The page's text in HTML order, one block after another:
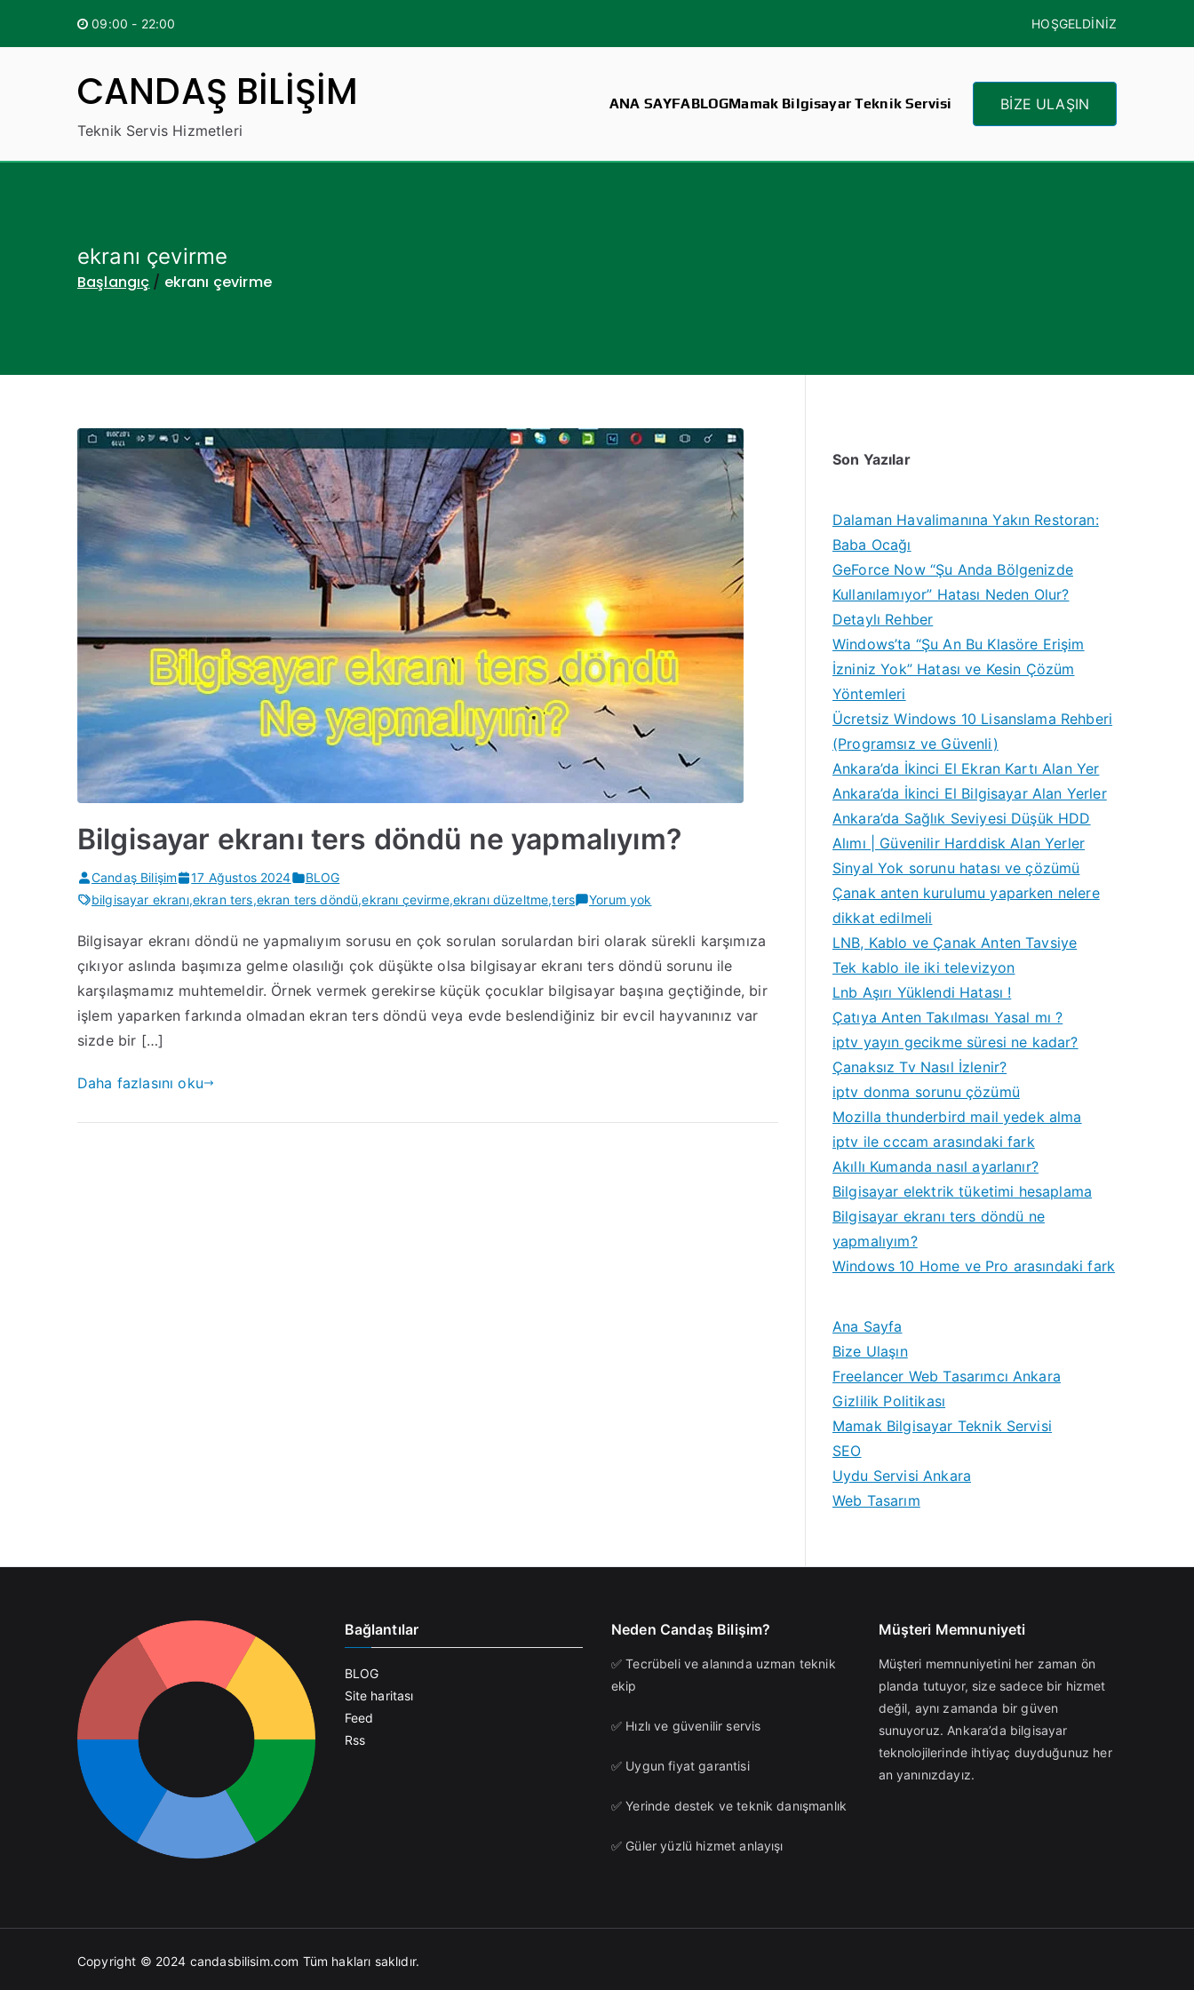
09:00 - 22:00 HOŞGELDİNİZ
CANDAŞ BİLİŞİM
Teknik Servis Hizmetleri
ANA SAYFABLOGMamak Bilgisayar Teknik Servisi BİZE ULAŞIN
ekranı çevirme
Başlangıç ekranı çevirme
Bilgisayar ekranı ters döndü ne yapmalıyım?
Candaş Bilişim 17 Ağustos 2024
BLOG
bilgisayar ekranı,ekran ters,ekran ters döndü,ekranı çevirme,ekranı düzeltme,ters Yorum yok
ters
döndü
ne
yapmalıyım?
Bilgisayar ekranı döndü ne yapmalıyım sorusu en çok sorulan sorulardan biri olarak sürekli karşımıza
çıkıyor aslında başımıza gelme olasılığı çok düşükte olsa bilgisayar ekranı ters döndü sorunu ile
karşılaşmamız muhtemeldir. Örnek vermek gerekirse küçük çocuklar bilgisayar başına geçtiğinde, bir
işlem yaparken farkında olmadan ekran ters döndü veya evde beslendiğiniz bir evcil hayvanınız var
sizde bir […]
Daha fazlasını oku
Son Yazılar
Dalaman Havalimanına Yakın Restoran:
Baba Ocağı
GeForce Now “Şu Anda Bölgenizde
Kullanılamıyor” Hatası Neden Olur?
Detaylı Rehber
Windows’ta “Şu An Bu Klasöre Erişim
İzniniz Yok” Hatası ve Kesin Çözüm
Yöntemleri
Ücretsiz Windows 10 Lisanslama Rehberi
(Programsız ve Güvenli)
Ankara’da İkinci El Ekran Kartı Alan Yer
Ankara’da İkinci El Bilgisayar Alan Yerler
Ankara’da Sağlık Seviyesi Düşük HDD
Alımı | Güvenilir Harddisk Alan Yerler
Sinyal Yok sorunu hatası ve çözümü
Çanak anten kurulumu yaparken nelere
dikkat edilmeli
LNB, Kablo ve Çanak Anten Tavsiye
Tek kablo ile iki televizyon
Lnb Aşırı Yüklendi Hatası !
Çatıya Anten Takılması Yasal mı ?
iptv yayın gecikme süresi ne kadar?
Çanaksız Tv Nasıl İzlenir?
iptv donma sorunu çözümü
Mozilla thunderbird mail yedek alma
iptv ile cccam arasındaki fark
Akıllı Kumanda nasıl ayarlanır?
Bilgisayar elektrik tüketimi hesaplama
Bilgisayar ekranı ters döndü ne
yapmalıyım?
Windows 10 Home ve Pro arasındaki fark
Ana Sayfa
Bize Ulaşın
Freelancer Web Tasarımcı Ankara
Gizlilik Politikası
Mamak Bilgisayar Teknik Servisi
SEO
Uydu Servisi Ankara
Web Tasarım
Bağlantılar
BLOG
Site haritası
Feed
Rss
Neden Candaş Bilişim?
✅ Tecrübeli ve alanında uzman teknik
ekip
✅ Hızlı ve güvenilir servis
✅ Uygun fiyat garantisi
✅ Yerinde destek ve teknik danışmanlık
✅ Güler yüzlü hizmet anlayışı
Müşteri Memnuniyeti
Müşteri memnuniyetini her zaman ön
planda tutuyor, size sadece bir hizmet
değil, aynı zamanda bir güven
sunuyoruz. Ankara’da bilgisayar
teknolojilerinde ihtiyaç duyduğunuz her
an yanınızdayız.
Copyright © 2024 candasbilisim.com Tüm hakları saklıdır.